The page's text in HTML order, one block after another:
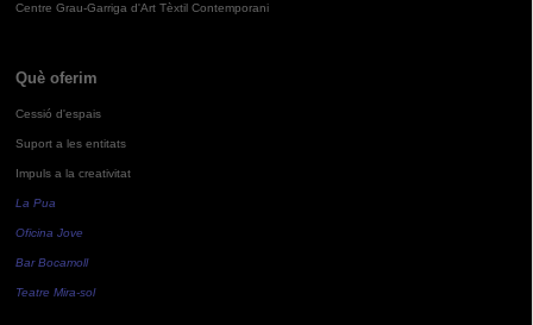
Centre Grau-Garriga d'Art Tèxtil Contemporani
Què oferim
Cessió d'espais
Suport a les entitats
Impuls a la creativitat
La Pua
Oficina Jove
Bar Bocamoll
Teatre Mira-sol